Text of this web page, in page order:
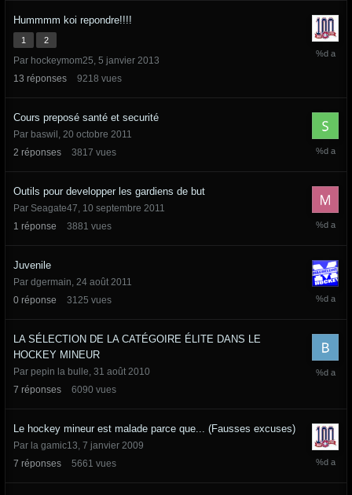
Hummmm koi repondre!!!!
1 2
Par hockeymom25, 5 janvier 2013
13 réponses 9218 vues
19
Cours preposé santé et securité
Par baswil, 20 octobre 2011
2 réponses 3817 vues
20
Outils pour developper les gardiens de but
Par Seagate47, 10 septembre 2011
1 réponse 3881 vues
26
Juvenile
Par dgermain, 24 août 2011
0 réponse 3125 vues
24
LA SÉLECTION DE LA CATÉGOIRE ÉLITE DANS LE
HOCKEY MINEUR
Par pepin la bulle, 31 août 2010
7 réponses 6090 vues
31
Le hockey mineur est malade parce que... (Fausses excuses)
Par la gamic13, 7 janvier 2009
7 réponses 5661 vues
18